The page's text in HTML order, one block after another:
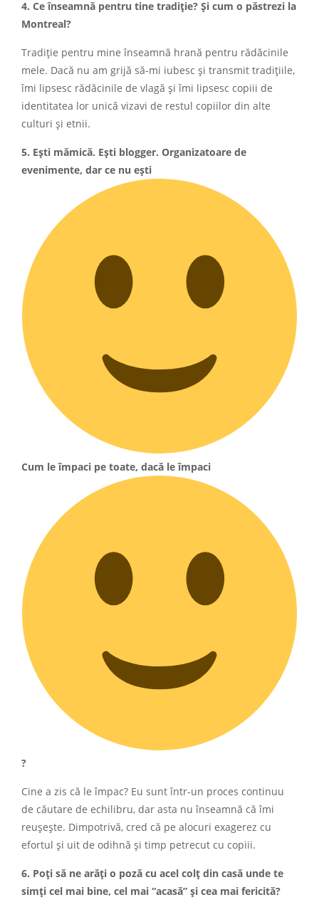
4. Ce înseamnă pentru tine tradiție? Și cum o păstrezi la
Montreal?
Tradiție pentru mine înseamnă hrană pentru rădăcinile
mele. Dacă nu am grijă să-mi iubesc și transmit tradițiile,
îmi lipsesc rădăcinile de vlagă și îmi lipsesc copiii de
identitatea lor unică vizavi de restul copiilor din alte
culturi și etnii.
5. Ești mămică. Ești blogger. Organizatoare de
evenimente, dar ce nu ești
Cum le împaci pe toate, dacă le împaci
?
Cine a zis că le împac? Eu sunt într-un proces continuu
de căutare de echilibru, dar asta nu înseamnă că îmi
reușește. Dimpotrivă, cred că pe alocuri exagerez cu
efortul și uit de odihnă și timp petrecut cu copiii.
6. Poți să ne arăți o poză cu acel colț din casă unde te
simți cel mai bine, cel mai “acasă” și cea mai fericită?